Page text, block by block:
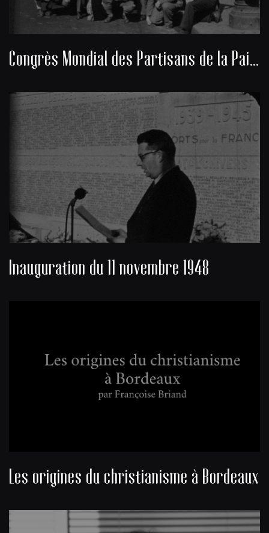
Congrès Mondial des Partisans de la Paix 1949
Inauguration du 11 novembre 1948
Les origines du christianisme à Bordeaux